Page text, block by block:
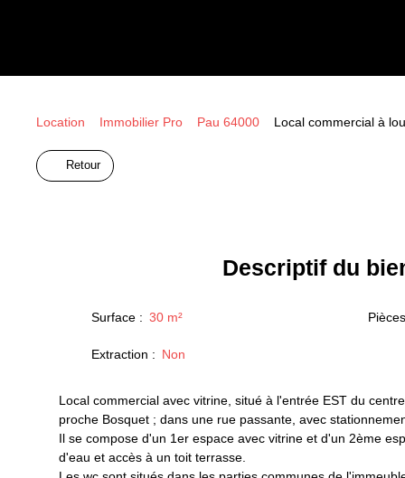
Location Immobilier Pro Pau 64000 Local commercial à
Retour
Descriptifdu
Surface : 30 m² Pièces
Extraction : Non
Local commercial avec vitrine, situé à l'entrée EST du
proche Bosquet ; dans une rue passante, avec
Il se compose d'un 1er espace avec vitrine et d'un 2ème
d'eau et accès à un toit terrasse.